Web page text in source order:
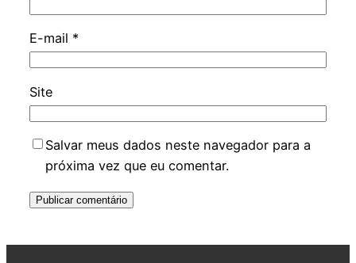
E-mail *
Site
Salvar meus dados neste navegador para a
próxima vez que eu comentar.